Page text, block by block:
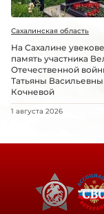
Сахалинская область
На Сахалине
память участника
Отечественной
Татьяны Васильевны
Кочневой
1 августа 2026